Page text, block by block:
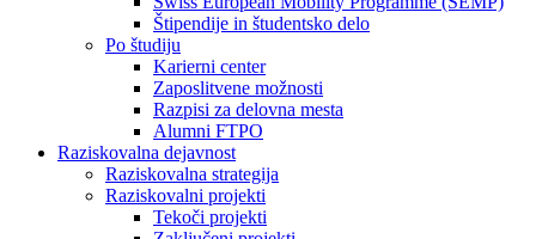
Štipendije in študentsko delo
Po študiju
Karierni center
Zaposlitvene možnosti
Razpisi za delovna mesta
Alumni FTPO
Raziskovalna dejavnost
Raziskovalna strategija
Raziskovalni projekti
Tekoči projekti